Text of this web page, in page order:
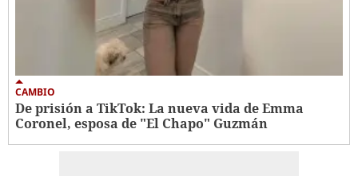
CAMBIO
De prisión a TikTok: La nueva vida de Emma
Coronel, esposa de "El Chapo" Guzmán